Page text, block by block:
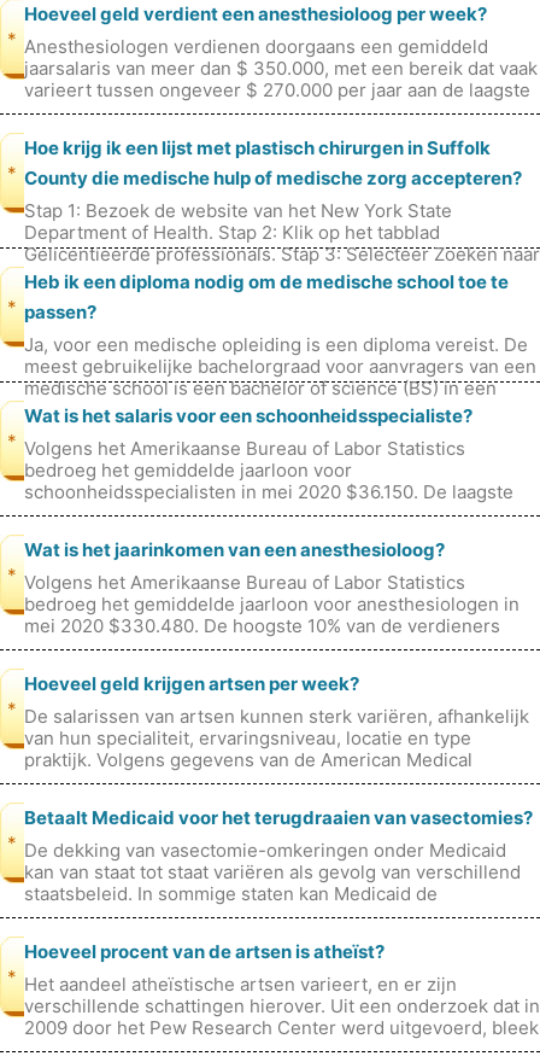
*
Hoeveel geld verdient een anesthesioloog per week?
Anesthesiologen verdienen doorgaans een gemiddeld
jaarsalaris van meer dan $ 350.000, met een bereik dat vaak
varieert tussen ongeveer $ 270.000 per jaar aan de laagste
kant en tot ver in de
*
Hoe krijg ik een lijst met plastisch chirurgen in Suffolk
County die medische hulp of medische zorg accepteren?
Stap 1: Bezoek de website van het New York State
Department of Health. Stap 2: Klik op het tabblad
Gelicentieerde professionals. Stap 3: Selecteer Zoeken naar
een zorgverlener. Stap 4:
*
Heb ik een diploma nodig om de medische school toe te
passen?
Ja, voor een medische opleiding is een diploma vereist. De
meest gebruikelijke bachelorgraad voor aanvragers van een
medische school is een bachelor of science (BS) in een
wetenschapsgerelat
*
Wat is het salaris voor een schoonheidsspecialiste?
Volgens het Amerikaanse Bureau of Labor Statistics
bedroeg het gemiddelde jaarloon voor
schoonheidsspecialisten in mei 2020 $36.150. De laagste
10% van de verdieners verdiende minder dan $23
*
Wat is het jaarinkomen van een anesthesioloog?
Volgens het Amerikaanse Bureau of Labor Statistics
bedroeg het gemiddelde jaarloon voor anesthesiologen in
mei 2020 $330.480. De hoogste 10% van de verdieners
verdiende meer dan $401.050 per
*
Hoeveel geld krijgen artsen per week?
De salarissen van artsen kunnen sterk variëren, afhankelijk
van hun specialiteit, ervaringsniveau, locatie en type
praktijk. Volgens gegevens van de American Medical
Association (AMA) bedroe
*
Betaalt Medicaid voor het terugdraaien van vasectomies?
De dekking van vasectomie-omkeringen onder Medicaid
kan van staat tot staat variëren als gevolg van verschillend
staatsbeleid. In sommige staten kan Medicaid de
omkeringen van vasectomies de
*
Hoeveel procent van de artsen is atheïst?
Het aandeel atheïstische artsen varieert, en er zijn
verschillende schattingen hierover. Uit een onderzoek dat in
2009 door het Pew Research Center werd uitgevoerd, bleek
dat ongeveer 34% va